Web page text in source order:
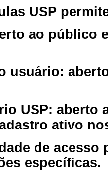
USP
ao público
usuário:
USP: aberto
ativo
de
específicas.